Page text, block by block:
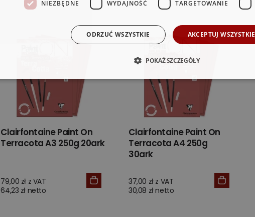
Clairfontaine Paint On
Terracota A3 250g 20ark
79,00 zł z VAT
64,23 zł netto
Clairfontaine Paint On
Terracota A4 250g
30ark
37,00 zł z VAT
30,08 zł netto
NIEZBĘDNE WYDAJNOŚĆ TARGETOWANIE
AKCEPTUJ WSZYSTKIE
ODRZUĆ WSZYSTKIE
POKAŻ SZCZEGÓŁY